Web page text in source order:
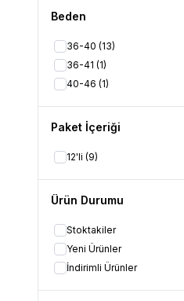
Beden
36-40 (13)
36-41 (1)
40-46 (1)
Paket İçeriği
12'li (9)
Ürün Durumu
Stoktakiler
Yeni Ürünler
İndirimli Ürünler